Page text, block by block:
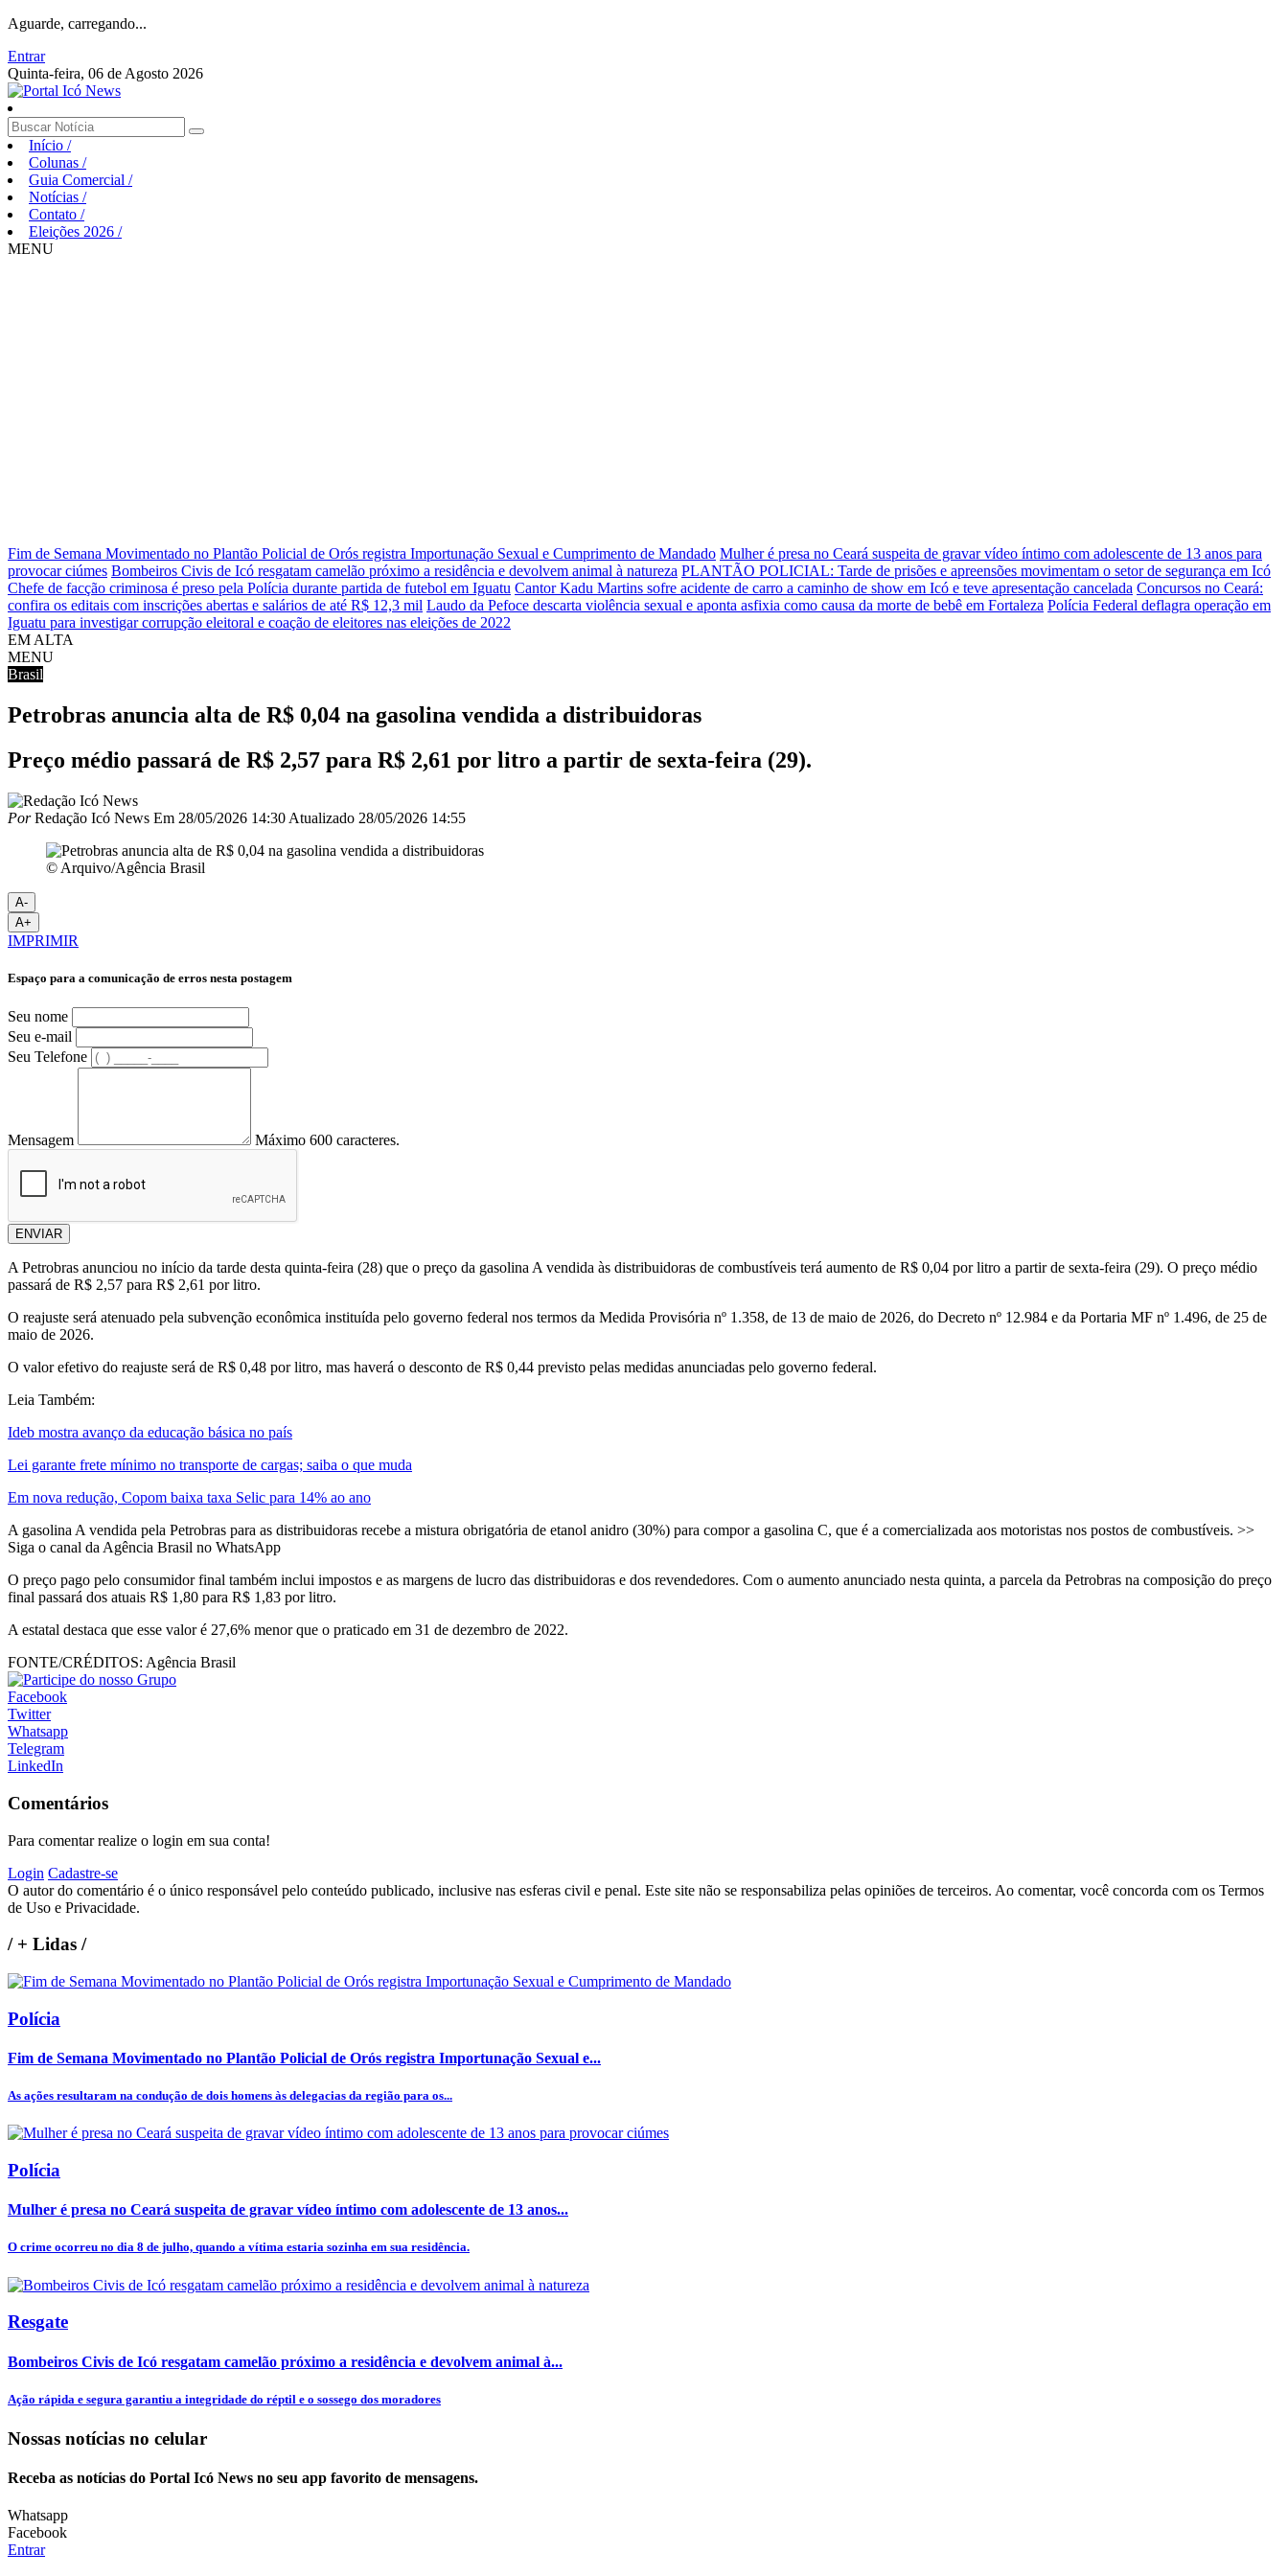
Aguarde, carregando...
Entrar
Quinta-feira, 06 de Agosto 2026
Início /
Colunas /
Guia Comercial /
Notícias /
Contato /
Eleições 2026 /
MENU
Fim de Semana Movimentado no Plantão Policial de Orós registra Importunação Sexual e Cumprimento de Mandado Mulher é presa no Ceará suspeita de gravar vídeo íntimo com adolescente de 13 anos para
provocar ciúmes Bombeiros Civis de Icó resgatam camelão próximo a residência e devolvem animal à natureza PLANTÃO POLICIAL: Tarde de prisões e apreensões movimentam o setor de segurança em Icó
Chefe de facção criminosa é preso pela Polícia durante partida de futebol em Iguatu Cantor Kadu Martins sofre acidente de carro a caminho de show em Icó e teve apresentação cancelada Concursos no Ceará:
confira os editais com inscrições abertas e salários de até R$ 12,3 mil Laudo da Pefoce descarta violência sexual e aponta asfixia como causa da morte de bebê em Fortaleza Polícia Federal deflagra operação em
Iguatu para investigar corrupção eleitoral e coação de eleitores nas eleições de 2022
EM ALTA
MENU
Brasil
Petrobras anuncia alta de R$ 0,04 na gasolina vendida a distribuidoras
Preço médio passará de R$ 2,57 para R$ 2,61 por litro a partir de sexta-feira (29).
PorRedação Icó News Em 28/05/2026 14:30 Atualizado 28/05/2026 14:55
© Arquivo/Agência Brasil
A-
A+
IMPRIMIR
Espaço para a comunicação de erros nesta postagem
Seu nome
Seu e-mail
Seu Telefone
Mensagem Máximo 600 caracteres.
ENVIAR
A Petrobras anunciou no início da tarde desta quinta-feira (28) que o preço da gasolina A vendida às distribuidoras de combustíveis terá aumento de R$ 0,04 por litro a partir de sexta-feira (29). O preço médio
passará de R$ 2,57 para R$ 2,61 por litro.
O reajuste será atenuado pela subvenção econômica instituída pelo governo federal nos termos da Medida Provisória nº 1.358, de 13 de maio de 2026, do Decreto nº 12.984 e da Portaria MF nº 1.496, de 25 de
maio de 2026.
O valor efetivo do reajuste será de R$ 0,48 por litro, mas haverá o desconto de R$ 0,44 previsto pelas medidas anunciadas pelo governo federal.
Leia Também:
Ideb mostra avanço da educação básica no país
Lei garante frete mínimo no transporte de cargas; saiba o que muda
Em nova redução, Copom baixa taxa Selic para 14% ao ano
A gasolina A vendida pela Petrobras para as distribuidoras recebe a mistura obrigatória de etanol anidro (30%) para compor a gasolina C, que é a comercializada aos motoristas nos postos de combustíveis. >>
Siga o canal da Agência Brasil no WhatsApp
O preço pago pelo consumidor final também inclui impostos e as margens de lucro das distribuidoras e dos revendedores. Com o aumento anunciado nesta quinta, a parcela da Petrobras na composição do preço
final passará dos atuais R$ 1,80 para R$ 1,83 por litro.
A estatal destaca que esse valor é 27,6% menor que o praticado em 31 de dezembro de 2022.
FONTE/CRÉDITOS: Agência Brasil
Facebook
Twitter
Whatsapp
Telegram
LinkedIn
Comentários
Para comentar realize o login em sua conta!
Login Cadastre-se
O autor do comentário é o único responsável pelo conteúdo publicado, inclusive nas esferas civil e penal. Este site não se responsabiliza pelas opiniões de terceiros. Ao comentar, você concorda com os Termos
de Uso e Privacidade.
/+ Lidas /
Polícia
Fim de Semana Movimentado no Plantão Policial de Orós registra Importunação Sexual e...
As ações resultaram na condução de dois homens às delegacias da região para os...
Polícia
Mulher é presa no Ceará suspeita de gravar vídeo íntimo com adolescente de 13 anos...
O crime ocorreu no dia 8 de julho, quando a vítima estaria sozinha em sua residência.
Resgate
Bombeiros Civis de Icó resgatam camelão próximo a residência e devolvem animal à...
Ação rápida e segura garantiu a integridade do réptil e o sossego dos moradores
Nossas notícias no celular
Receba as notícias do Portal Icó News no seu app favorito de mensagens.
Whatsapp
Facebook
Entrar